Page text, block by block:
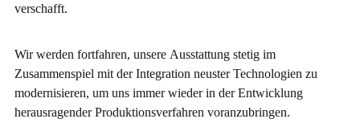
verschafft.
Wir werden fortfahren, unsere Ausstattung stetig im
Zusammenspiel mit der Integration neuster Technologien zu
modernisieren, um uns immer wieder in der Entwicklung
herausragender Produktionsverfahren voranzubringen.